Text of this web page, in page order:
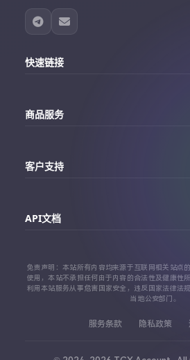
快速链接
订单查询
商品服务
Facebook账号购买
TikTok账号购买
客户支持
API文档
API 接口文档
代理对接文档
免责声明：本站所有内容均来源于互联网相关站点
使用，本站不承担任何由于内容的合法性及健康性
利用本站服务从事危害国家安全，违反国家法律法
当地公安部门。
服务条款 隐私政策